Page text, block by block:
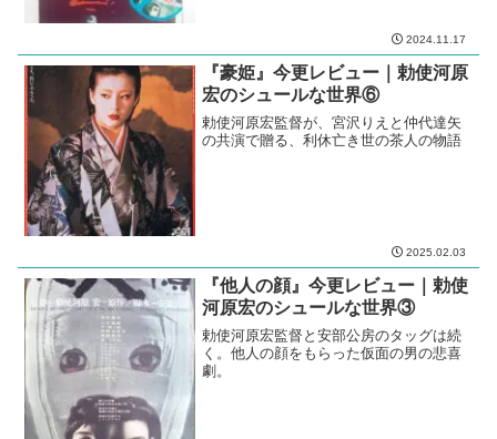
2024.11.17
『豪姫』今更レビュー｜勅使河原
宏のシュールな世界⑥
勅使河原宏監督が、宮沢りえと仲代達矢
の共演で贈る、利休亡き世の茶人の物語
2025.02.03
『他人の顔』今更レビュー｜勅使
河原宏のシュールな世界③
勅使河原宏監督と安部公房のタッグは続
く。他人の顔をもらった仮面の男の悲喜
劇。